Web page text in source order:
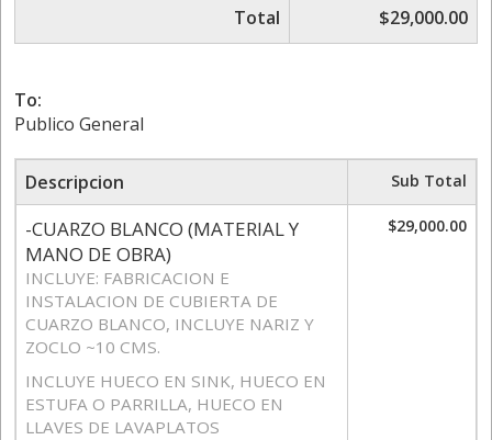
Total
$29,000.00
To:
Publico General
Descripcion Sub Total
-CUARZO BLANCO (MATERIAL Y
MANO DE OBRA)
INCLUYE: FABRICACION E
INSTALACION DE CUBIERTA DE
CUARZO BLANCO, INCLUYE NARIZ Y
ZOCLO ~10 CMS.
INCLUYE HUECO EN SINK, HUECO EN
ESTUFA O PARRILLA, HUECO EN
LLAVES DE LAVAPLATOS
$29,000.00